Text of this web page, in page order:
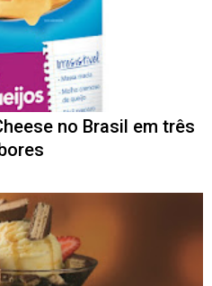
no Brasil em três